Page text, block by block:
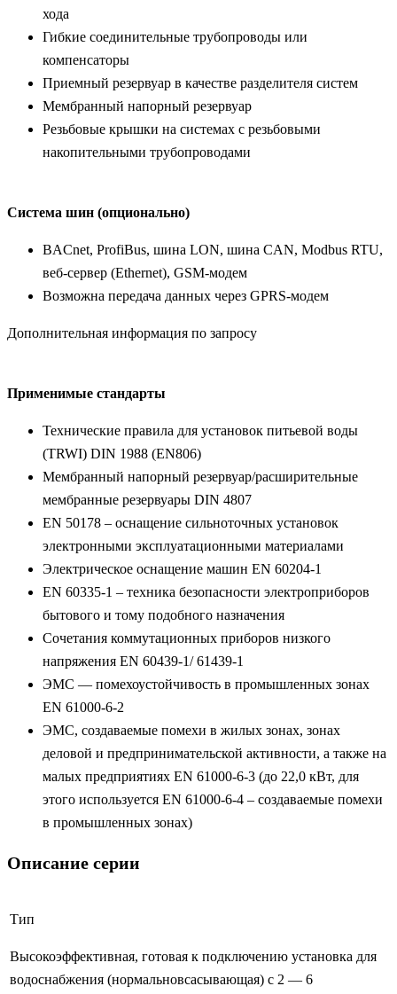
хода
Гибкие соединительные трубопроводы или
компенсаторы
Приемный резервуар в качестве разделителя систем
Мембранный напорный резервуар
Резьбовые крышки на системах с резьбовыми
накопительными трубопроводами
Система шин (опционально)
BACnet, ProfiBus, шина LON, шина CAN, Modbus RTU,
веб-сервер (Ethernet), GSM-модем
Возможна передача данных через GPRS-модем
Дополнительная информация по запросу
Применимые стандарты
Технические правила для установок питьевой воды
(TRWI) DIN 1988 (EN806)
Мембранный напорный резервуар/расширительные
мембранные резервуары DIN 4807
EN 50178 – оснащение сильноточных установок
электронными эксплуатационными материалами
Электрическое оснащение машин EN 60204-1
EN 60335-1 – техника безопасности электроприборов
бытового и тому подобного назначения
Сочетания коммутационных приборов низкого
напряжения EN 60439-1/ 61439-1
ЭМС — помехоустойчивость в промышленных зонах
EN 61000-6-2
ЭМС, создаваемые помехи в жилых зонах, зонах
деловой и предпринимательской активности, а также на
малых предприятиях EN 61000-6-3 (до 22,0 кВт, для
этого используется EN 61000-6-4 – создаваемые помехи
в промышленных зонах)
Описание серии
Тип
Высокоэффективная, готовая к подключению установка для
водоснабжения (нормальновсасывающая) с 2 — 6